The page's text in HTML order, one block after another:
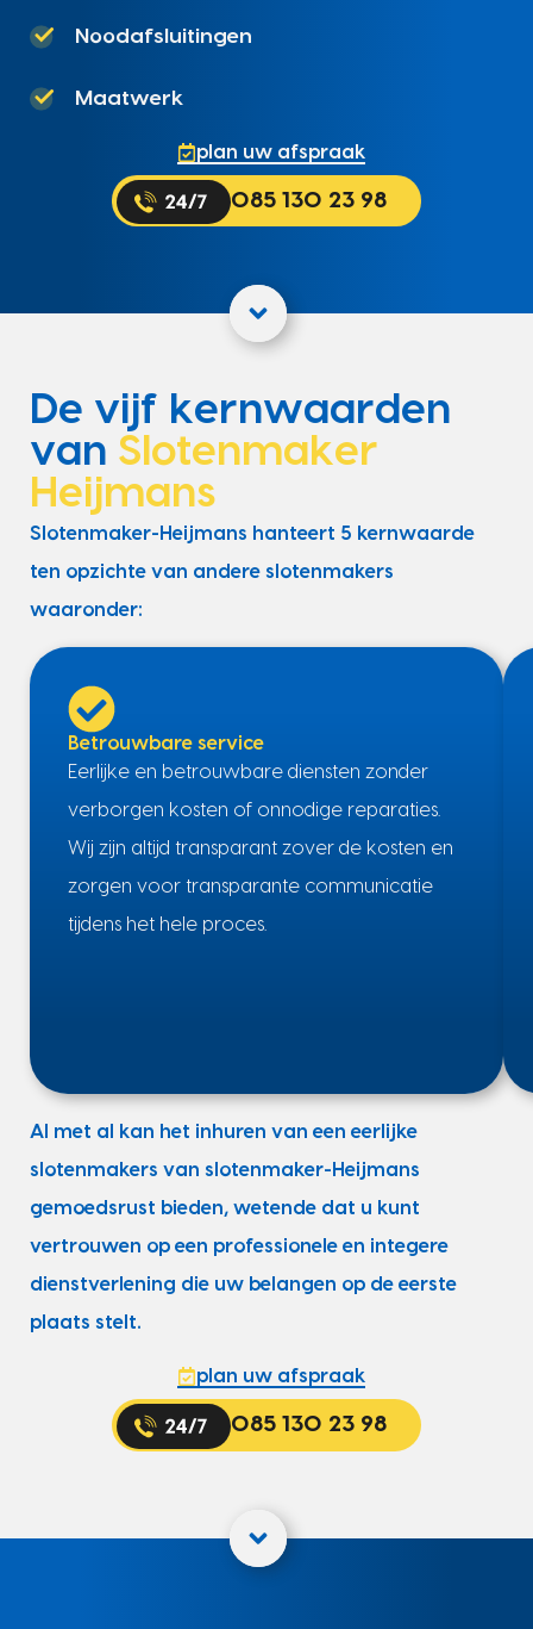
Noodafsluitingen
Maatwerk
plan uw afspraak
085 130 23 98
De vijf kernwaarden
van Slotenmaker
Heijmans
Slotenmaker-Heijmans hanteert 5 kernwaarde
ten opzichte van andere slotenmakers
waaronder:
Betrouwbare service
Eerlijke en betrouwbare diensten zonder
verborgen kosten of onnodige reparaties.
Wij zijn altijd transparant zover de kosten en
zorgen voor transparante communicatie
tijdens het hele proces.
Al met al kan het inhuren van een eerlijke
slotenmakers van slotenmaker-Heijmans
gemoedsrust bieden, wetende dat u kunt
vertrouwen op een professionele en integere
dienstverlening die uw belangen op de eerste
plaats stelt.
plan uw afspraak
085 130 23 98